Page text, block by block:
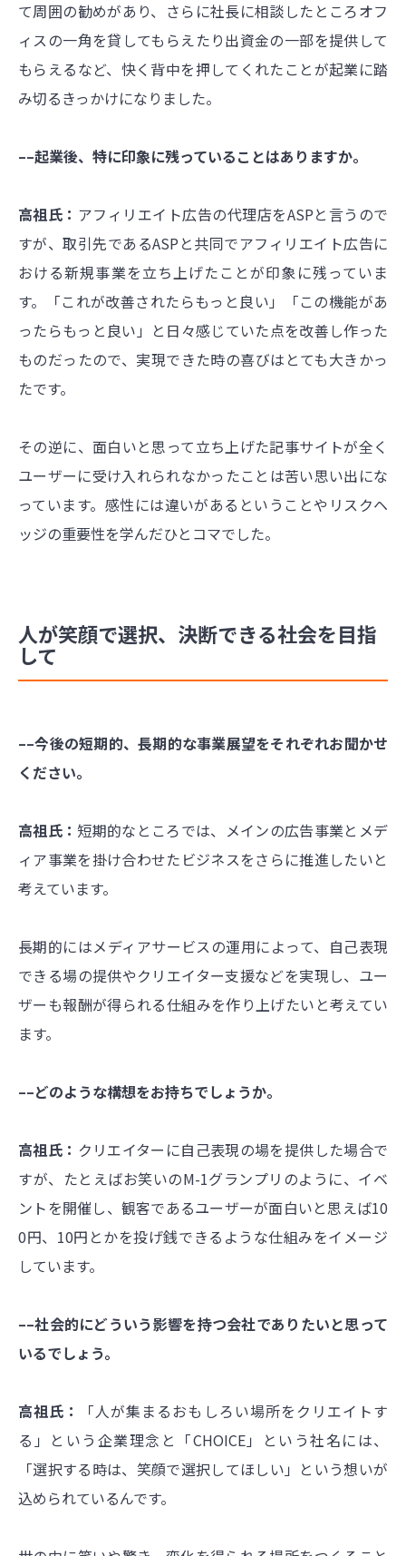
て周囲の勧めがあり、さらに社長に相談したところオフ
ィスの一角を貸してもらえたり出資金の一部を提供して
もらえるなど、快く背中を押してくれたことが起業に踏
み切るきっかけになりました。
––起業後、特に印象に残っていることはありますか。
高祖氏： アフィリエイト広告の代理店をASPと言うので
すが、取引先であるASPと共同でアフィリエイト広告に
おける新規事業を立ち上げたことが印象に残っていま
す。「これが改善されたらもっと良い」「この機能があ
ったらもっと良い」と日々感じていた点を改善し作った
ものだったので、実現できた時の喜びはとても大きかっ
たです。
その逆に、面白いと思って立ち上げた記事サイトが全く
ユーザーに受け入れられなかったことは苦い思い出にな
っています。感性には違いがあるということやリスクヘ
ッジの重要性を学んだひとコマでした。
人が笑顔で選択、決断できる社会を目指
して
––今後の短期的、長期的な事業展望をそれぞれお聞かせ
ください。
高祖氏： 短期的なところでは、メインの広告事業とメデ
ィア事業を掛け合わせたビジネスをさらに推進したいと
考えています。
長期的にはメディアサービスの運用によって、自己表現
できる場の提供やクリエイター支援などを実現し、ユー
ザーも報酬が得られる仕組みを作り上げたいと考えてい
ます。
––どのような構想をお持ちでしょうか。
高祖氏： クリエイターに自己表現の場を提供した場合で
すが、たとえばお笑いのM-1グランプリのように、イベ
ントを開催し、観客であるユーザーが面白いと思えば10
0円、10円とかを投げ銭できるような仕組みをイメージ
しています。
––社会的にどういう影響を持つ会社でありたいと思って
いるでしょう。
高祖氏：
「人が集まるおもしろい場所をクリエイトす
る」という企業理念と「CHOICE」という社名には、
「選択する時は、笑顔で選択してほしい」という想いが
込められているんです。